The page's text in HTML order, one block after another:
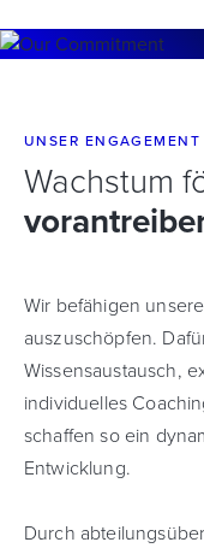
UNSER ENGAGEMENT
Wachstum
Wir befähigen
auszuschöpfen.
Wissensaustausch,
individuelles
schaffen so ein
Entwicklung.
Durch